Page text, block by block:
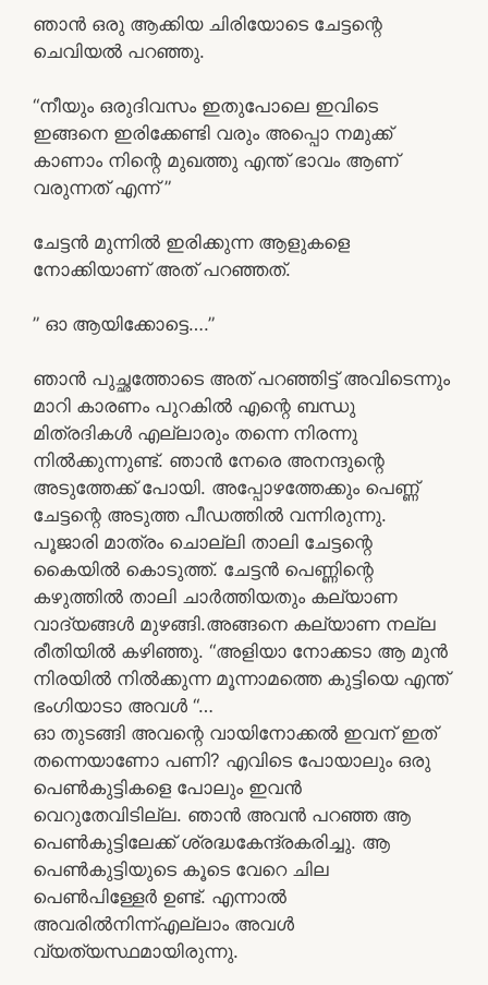
ഞാൻ ഒരു ആക്കിയ ചിരിയോടെ ചേട്ടന്റെ
ചെവിയൽ പറഞ്ഞു.
“നീയും ഒരുദിവസം ഇതുപോലെ ഇവിടെ
ഇങ്ങനെ ഇരിക്കേണ്ടി വരും അപ്പൊ നമുക്ക്
കാണാം നിന്റെ മുഖത്തു എന്ത് ഭാവം ആണ്
വരുന്നത് എന്ന് ”
ചേട്ടൻ മുന്നിൽ ഇരിക്കുന്ന ആളുകളെ
നോക്കിയാണ് അത് പറഞ്ഞത്.
” ഓ ആയിക്കോട്ടെ….”
ഞാൻ പുച്ഛത്തോടെ അത് പറഞ്ഞിട്ട് അവിടെന്നും
മാറി കാരണം പുറകിൽ എന്റെ ബന്ധു
മിത്രദികൾ എല്ലാരും തന്നെ നിരന്നു
നിൽക്കുന്നുണ്ട്. ഞാൻ നേരെ അനന്ദുന്റെ
അടുത്തേക്ക് പോയി. അപ്പോഴത്തേക്കും പെണ്ണ്
ചേട്ടന്റെ അടുത്ത പീഡത്തിൽ വന്നിരുന്നു.
പൂജാരി മാത്രം ചൊല്ലി താലി ചേട്ടന്റെ
കൈയിൽ കൊടുത്ത്. ചേട്ടൻ പെണ്ണിന്റെ
കഴുത്തിൽ താലി ചാർത്തിയതും കല്യാണ
വാദ്യങ്ങൾ മുഴങ്ങി.അങ്ങനെ കല്യാണ നല്ല
രീതിയിൽ കഴിഞ്ഞു. “അളിയാ നോക്കടാ ആ മുൻ
നിരയിൽ നിൽക്കുന്ന മൂന്നാമത്തെ കുട്ടിയെ എന്ത്
ഭംഗിയാടാ അവൾ “…
ഓ തുടങ്ങി അവന്റെ വായിനോക്കൽ ഇവന് ഇത്
തന്നെയാണോ പണി? എവിടെ പോയാലും ഒരു
പെൺകുട്ടികളെ പോലും ഇവൻ
വെറുതേവിടില്ല. ഞാൻ അവൻ പറഞ്ഞ ആ
പെൺകുട്ടിലേക്ക് ശ്രദ്ധകേന്ദ്രകരിച്ചു. ആ
പെൺകുട്ടിയുടെ കൂടെ വേറെ ചില
പെൺപിള്ളേർ ഉണ്ട്. എന്നാൽ
അവരിൽനിന്ന്എല്ലാം അവൾ
വ്യത്യസ്ഥമായിരുന്നു.